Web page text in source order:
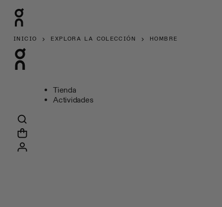
INICIO EXPLORA LA COLECCIÓN HOMBRE
Tienda
Actividades